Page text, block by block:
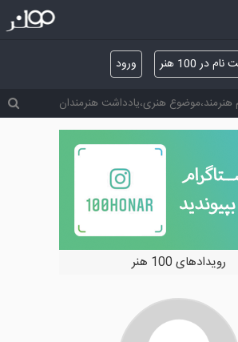
در 100 هنر ورود
رویدادهای 100 هنر